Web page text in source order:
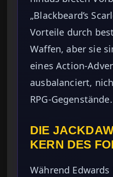
„Blackbeard’s
Vorteile durch
Waffen, aber sie
eines Action-
ausbalanciert,
RPG-Gegenstände.
DIE
KERN DES
Während